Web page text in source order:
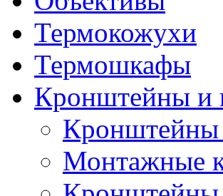
Термокожухи
Термошкафы
Кронштейны и
Кронштейны
Монтажные